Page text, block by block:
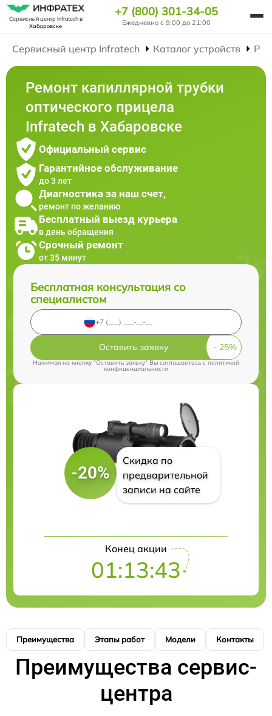
Сервисный центр Infratechв
Хабаровске
+7 (800) 301-34-05
Ежедневно с 9:00 до 21:00
Сервисный центр Infratech Каталог устройств
Ремонт капиллярной трубки
оптического прицела
Infratech в Хабаровске
Официальный сервис
Гарантийное обслуживание
до 3 лет
Диагностика за наш счет,
ремонт по желанию
Бесплатный выезд курьера
в день обращения
Срочный ремонт
от 35 минут
Бесплатная консультация со
специалистом
Оставить заявку
Нажимая на кнопку "Оставить заявку" Вы соглашаетесь cполитикой
конфиденциальности
-20%
Скидка по
предварительной
записи на сайте
Конец акции
01:13:42
Преимущества Этапы работ Модели Контакты
Преимущества сервис-
центра